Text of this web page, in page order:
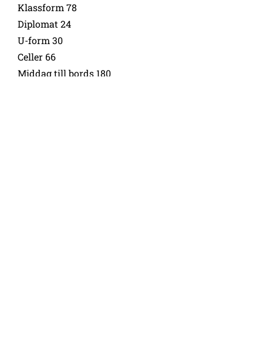
Klassform 78
Diplomat 24
U-form 30
Celler 66
Middag till bords 180